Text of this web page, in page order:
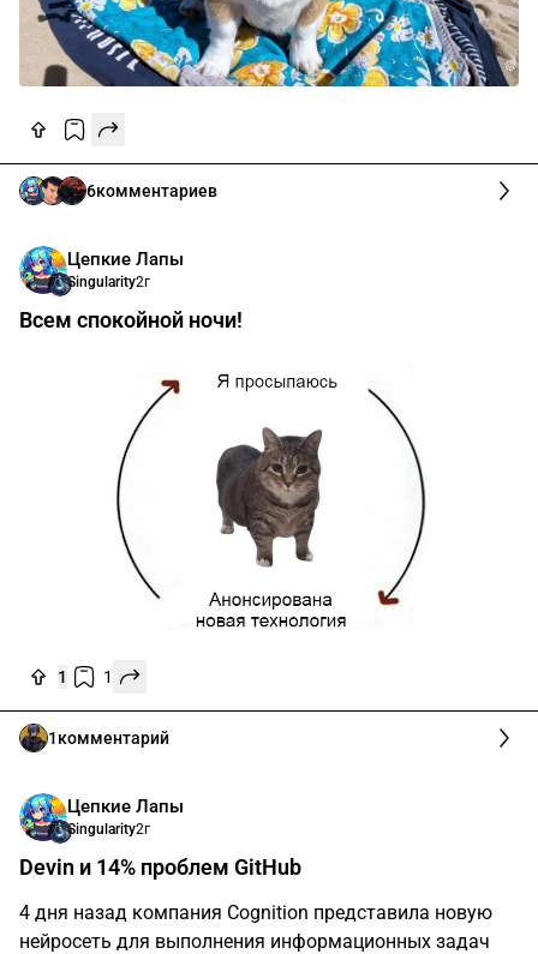
6комментариев
Цепкие Лапы
Singularity2г
Всем спокойной ночи!
1 1
1комментарий
Цепкие Лапы
Singularity2г
Devin и 14% проблем GitHub
4 дня назад компания Cognition представила новую
нейросеть для выполнения информационных задач